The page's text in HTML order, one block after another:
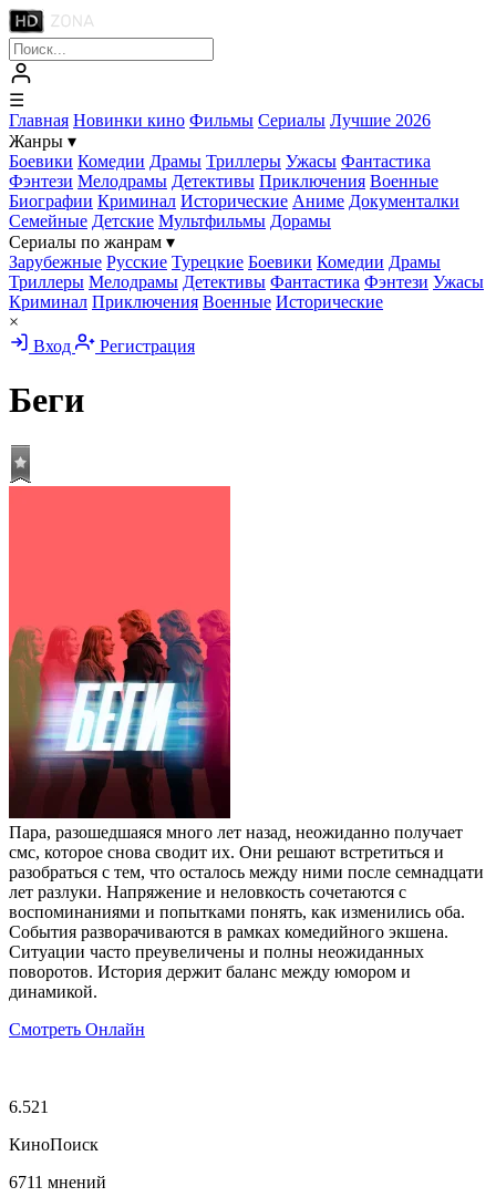
☰
Главная Новинки кино Фильмы Сериалы Лучшие 2026
Жанры ▾
Боевики Комедии Драмы Триллеры Ужасы Фантастика
Фэнтези Мелодрамы Детективы Приключения Военные
Биографии Криминал Исторические Аниме Документалки
Семейные Детские Мультфильмы Дорамы
Сериалы по жанрам ▾
Зарубежные Русские Турецкие Боевики Комедии Драмы
Триллеры Мелодрамы Детективы Фантастика Фэнтези Ужасы
Криминал Приключения Военные Исторические
×
Вход
Регистрация
Беги
Пара, разошедшаяся много лет назад, неожиданно получает
смс, которое снова сводит их. Они решают встретиться и
разобраться с тем, что осталось между ними после семнадцати
лет разлуки. Напряжение и неловкость сочетаются с
воспоминаниями и попытками понять, как изменились оба.
События разворачиваются в рамках комедийного экшена.
Ситуации часто преувеличены и полны неожиданных
поворотов. История держит баланс между юмором и
динамикой.
Смотреть Онлайн
6.521
КиноПоиск
6711 мнений